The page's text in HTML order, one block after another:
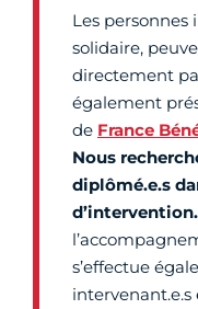
Les personnes
solidaire,
directement
également
de France
Nous
diplômé.e.s
d’intervention.
s’effectue
intervenant.e.s